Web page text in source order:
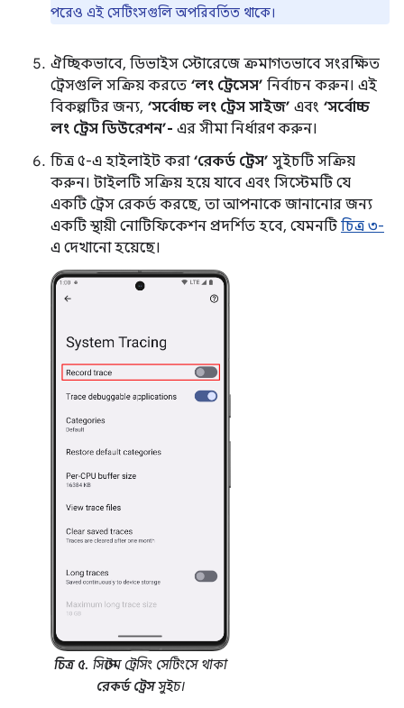
পরেও এই সেটিংসগুলি অপরিবর্তিত থাকে।
ঐচ্ছিকভাবে, ডিভাইস স্টোরেজে ক্রমাগতভাবে সংরক্ষিত
ট্রেসগুলি সক্রিয় করতে ‘লং ট্রেসেস’ নির্বাচন করুন। এই
বিকল্পটির জন্য, ‘সর্বোচ্চ লং ট্রেস সাইজ’ এবং ‘সর্বোচ্চ
লং ট্রেস ডিউরেশন’- এর সীমা নির্ধারণ করুন।
চিত্র ৫-এ হাইলাইট করা ‘রেকর্ড ট্রেস’ সুইচটি সক্রিয়
করুন। টাইলটি সক্রিয় হয়ে যাবে এবং সিস্টেমটি যে
একটি ট্রেস রেকর্ড করছে, তা আপনাকে জানানোর জন্য
একটি স্থায়ী নোটিফিকেশন প্রদর্শিত হবে, যেমনটি চিত্র ৩-
এ দেখানো হয়েছে।
চিত্র ৫. সিস্টেম ট্রেসিং সেটিংসে থাকা
রেকর্ড ট্রেসসুইচ।